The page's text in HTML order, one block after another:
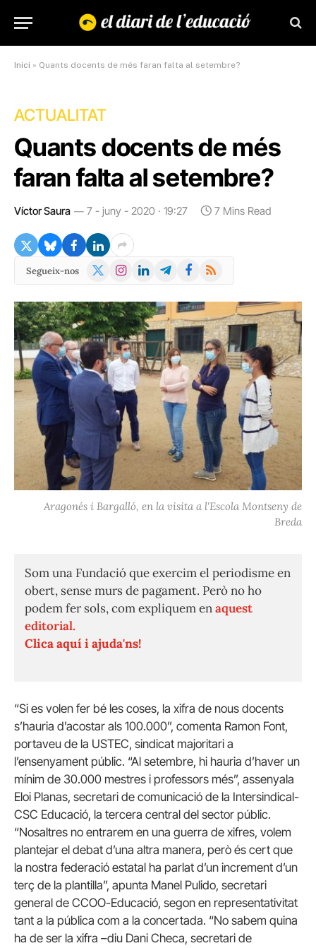
Inici » Quants docents de més faran falta al setembre?
ACTUALITAT
Quants docents de més
faran falta al setembre?
Víctor Saura 7 - juny - 2020 · 19:27 7 Mins Read
Segueix-nos
X
Instagram
LinkedInTelegramFacebook
RSS
Aragonés i Bargalló, en la visita a l'Escola Montseny de
Breda
Som una Fundació que exercim el periodisme en
obert, sense murs de pagament. Però no ho
podem fer sols, com expliquem enaquest
editorial.
Clica aquí i ajuda'ns!
“Si es volen fer bé les coses, la xifra de nous docents
s’hauria d’acostar als 100.000”, comenta Ramon Font,
portaveu de la USTEC, sindicat majoritari a
l’ensenyament públic. “Al setembre, hi hauria d’haver un
mínim de 30.000 mestres i professors més”, assenyala
Eloi Planas, secretari de comunicació de la Intersindical-
CSC Educació, la tercera central del sector públic.
“Nosaltres no entrarem en una guerra de xifres, volem
plantejar el debat d’una altra manera, però és cert que
la nostra federació estatal ha parlat d’un increment d’un
terç de la plantilla”, apunta Manel Pulido, secretari
general de CCOO-Educació, segon en representativitat
tant a la pública com a la concertada. “No sabem quina
ha de ser la xifra –diu Dani Checa, secretari de